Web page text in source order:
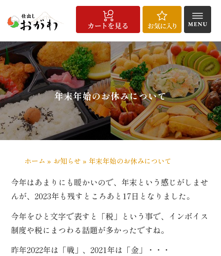
ン
ツ
へ
ス
キ
ッ
プ
HOME
仕
出
し
料
理
宅
配
給
食
こ
だ
わ
り
配
達
エ
リ
ア・
ご
注
方
法
お
客
様
の
声
商
品
一
覧
お
知
ら
せ
よ
く
あ
る
質
問
会
社
概
要
メ
デ
ィ
ア
実
績
お
問
い
合
わ
せ
お
気
に
入
り
特
定
商
取
引
法
に
づ
く
記
サ
イ
ト
マ
ッ
プ
/
用
途
選
年末年始のお休みについて
ホーム » お知らせ »年末年始のお休みについて
今年はあまりにも暖かいので、年末という感じがしませ
んが、2023年も残すところあと17日となりました。
今年をひと文字で表すと「税」という事で、インボイス
制度や税にまつわる話題が多かったですね。
昨年2022年は「戦」、2021年は「金」・・・